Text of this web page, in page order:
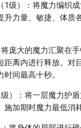
1级）：将魔力编织
升力量、敏捷、体质
庞大的魔力汇聚在
距离内进行释放。对
间最高十秒。
）：将一层魔力护
施加期时魔力最低消